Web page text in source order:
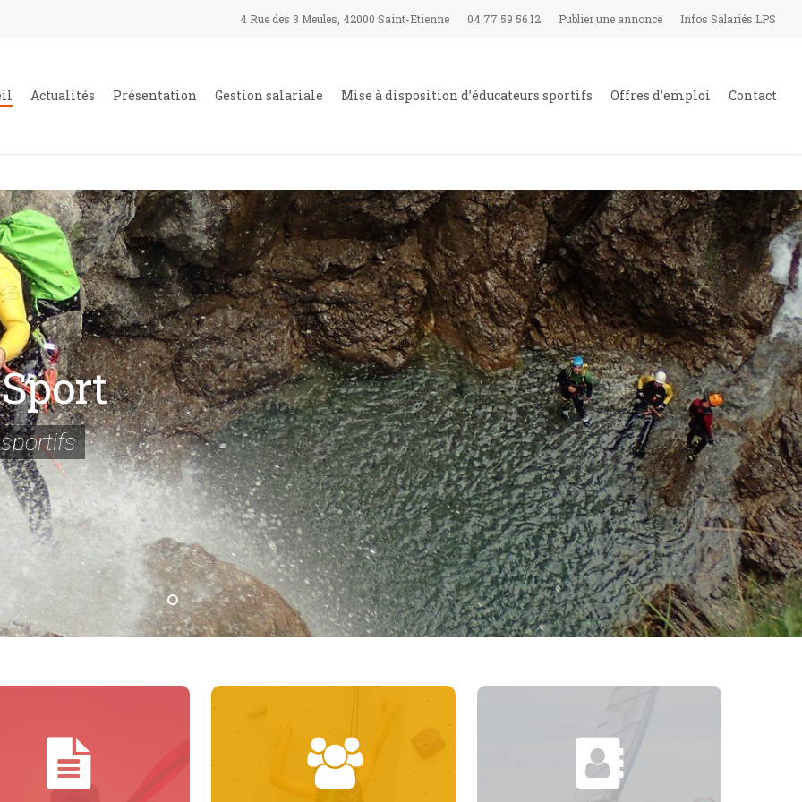
4 Rue des 3 Meules, 42000 Saint-Étienne 04 77 59 56 12 Publier une annonce Infos Salariés LPS
Actualités Présentation Gestion salariale Mise à disposition d’éducateurs sportifs Offres d’emploi Contact